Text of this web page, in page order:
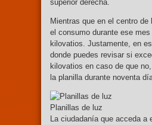
superior derecha.
Mientras que en el centro de
el consumo durante ese
kilovatios. Justamente, en
donde puedes revisar si
kilovatios en caso de que
la planilla durante noventa
Planillas de luz
La ciudadanía que acceda a